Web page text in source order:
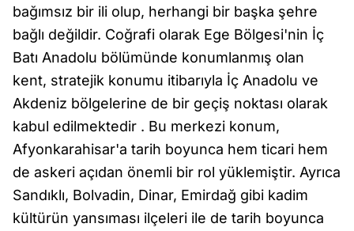
bağımsız bir ili olup, herhangi bir başka şehre
bağlı değildir. Coğrafi olarak Ege Bölgesi'nin İç
Batı Anadolu bölümünde konumlanmış olan
kent, stratejik konumu itibarıyla İç Anadolu ve
Akdeniz bölgelerine de bir geçiş noktası olarak
kabul edilmektedir . Bu merkezi konum,
Afyonkarahisar'a tarih boyunca hem ticari hem
de askeri açıdan önemli bir rol yüklemiştir. Ayrıca
Sandıklı, Bolvadin, Dinar, Emirdağ gibi kadim
kültürün yansıması ilçeleri ile de tarih boyunca